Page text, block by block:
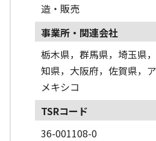
造・販売
事業所・関連会社
栃木県，群馬県，埼玉県
知県，大阪府，佐賀県，
メキシコ
TSRコード
36-001108-0